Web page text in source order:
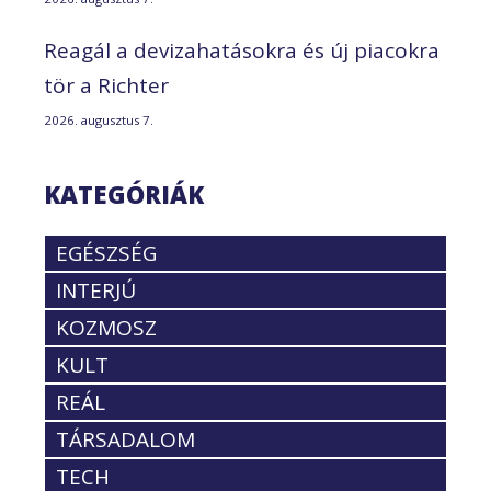
Reagál a devizahatásokra és új piacokra
tör a Richter
2026. augusztus 7.
KATEGÓRIÁK
EGÉSZSÉG
INTERJÚ
KOZMOSZ
KULT
REÁL
TÁRSADALOM
TECH